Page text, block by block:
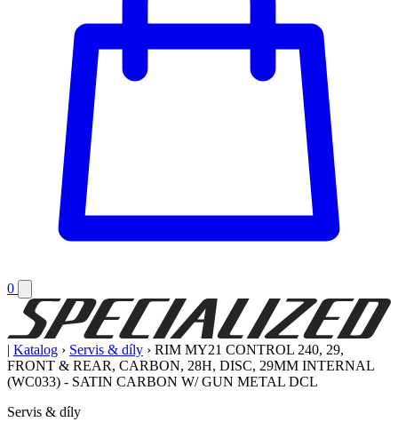
0
| Katalog › Servis & díly › RIM MY21 CONTROL 240, 29,
FRONT & REAR, CARBON, 28H, DISC, 29MM INTERNAL
(WC033) - SATIN CARBON W/ GUN METAL DCL
Servis & díly